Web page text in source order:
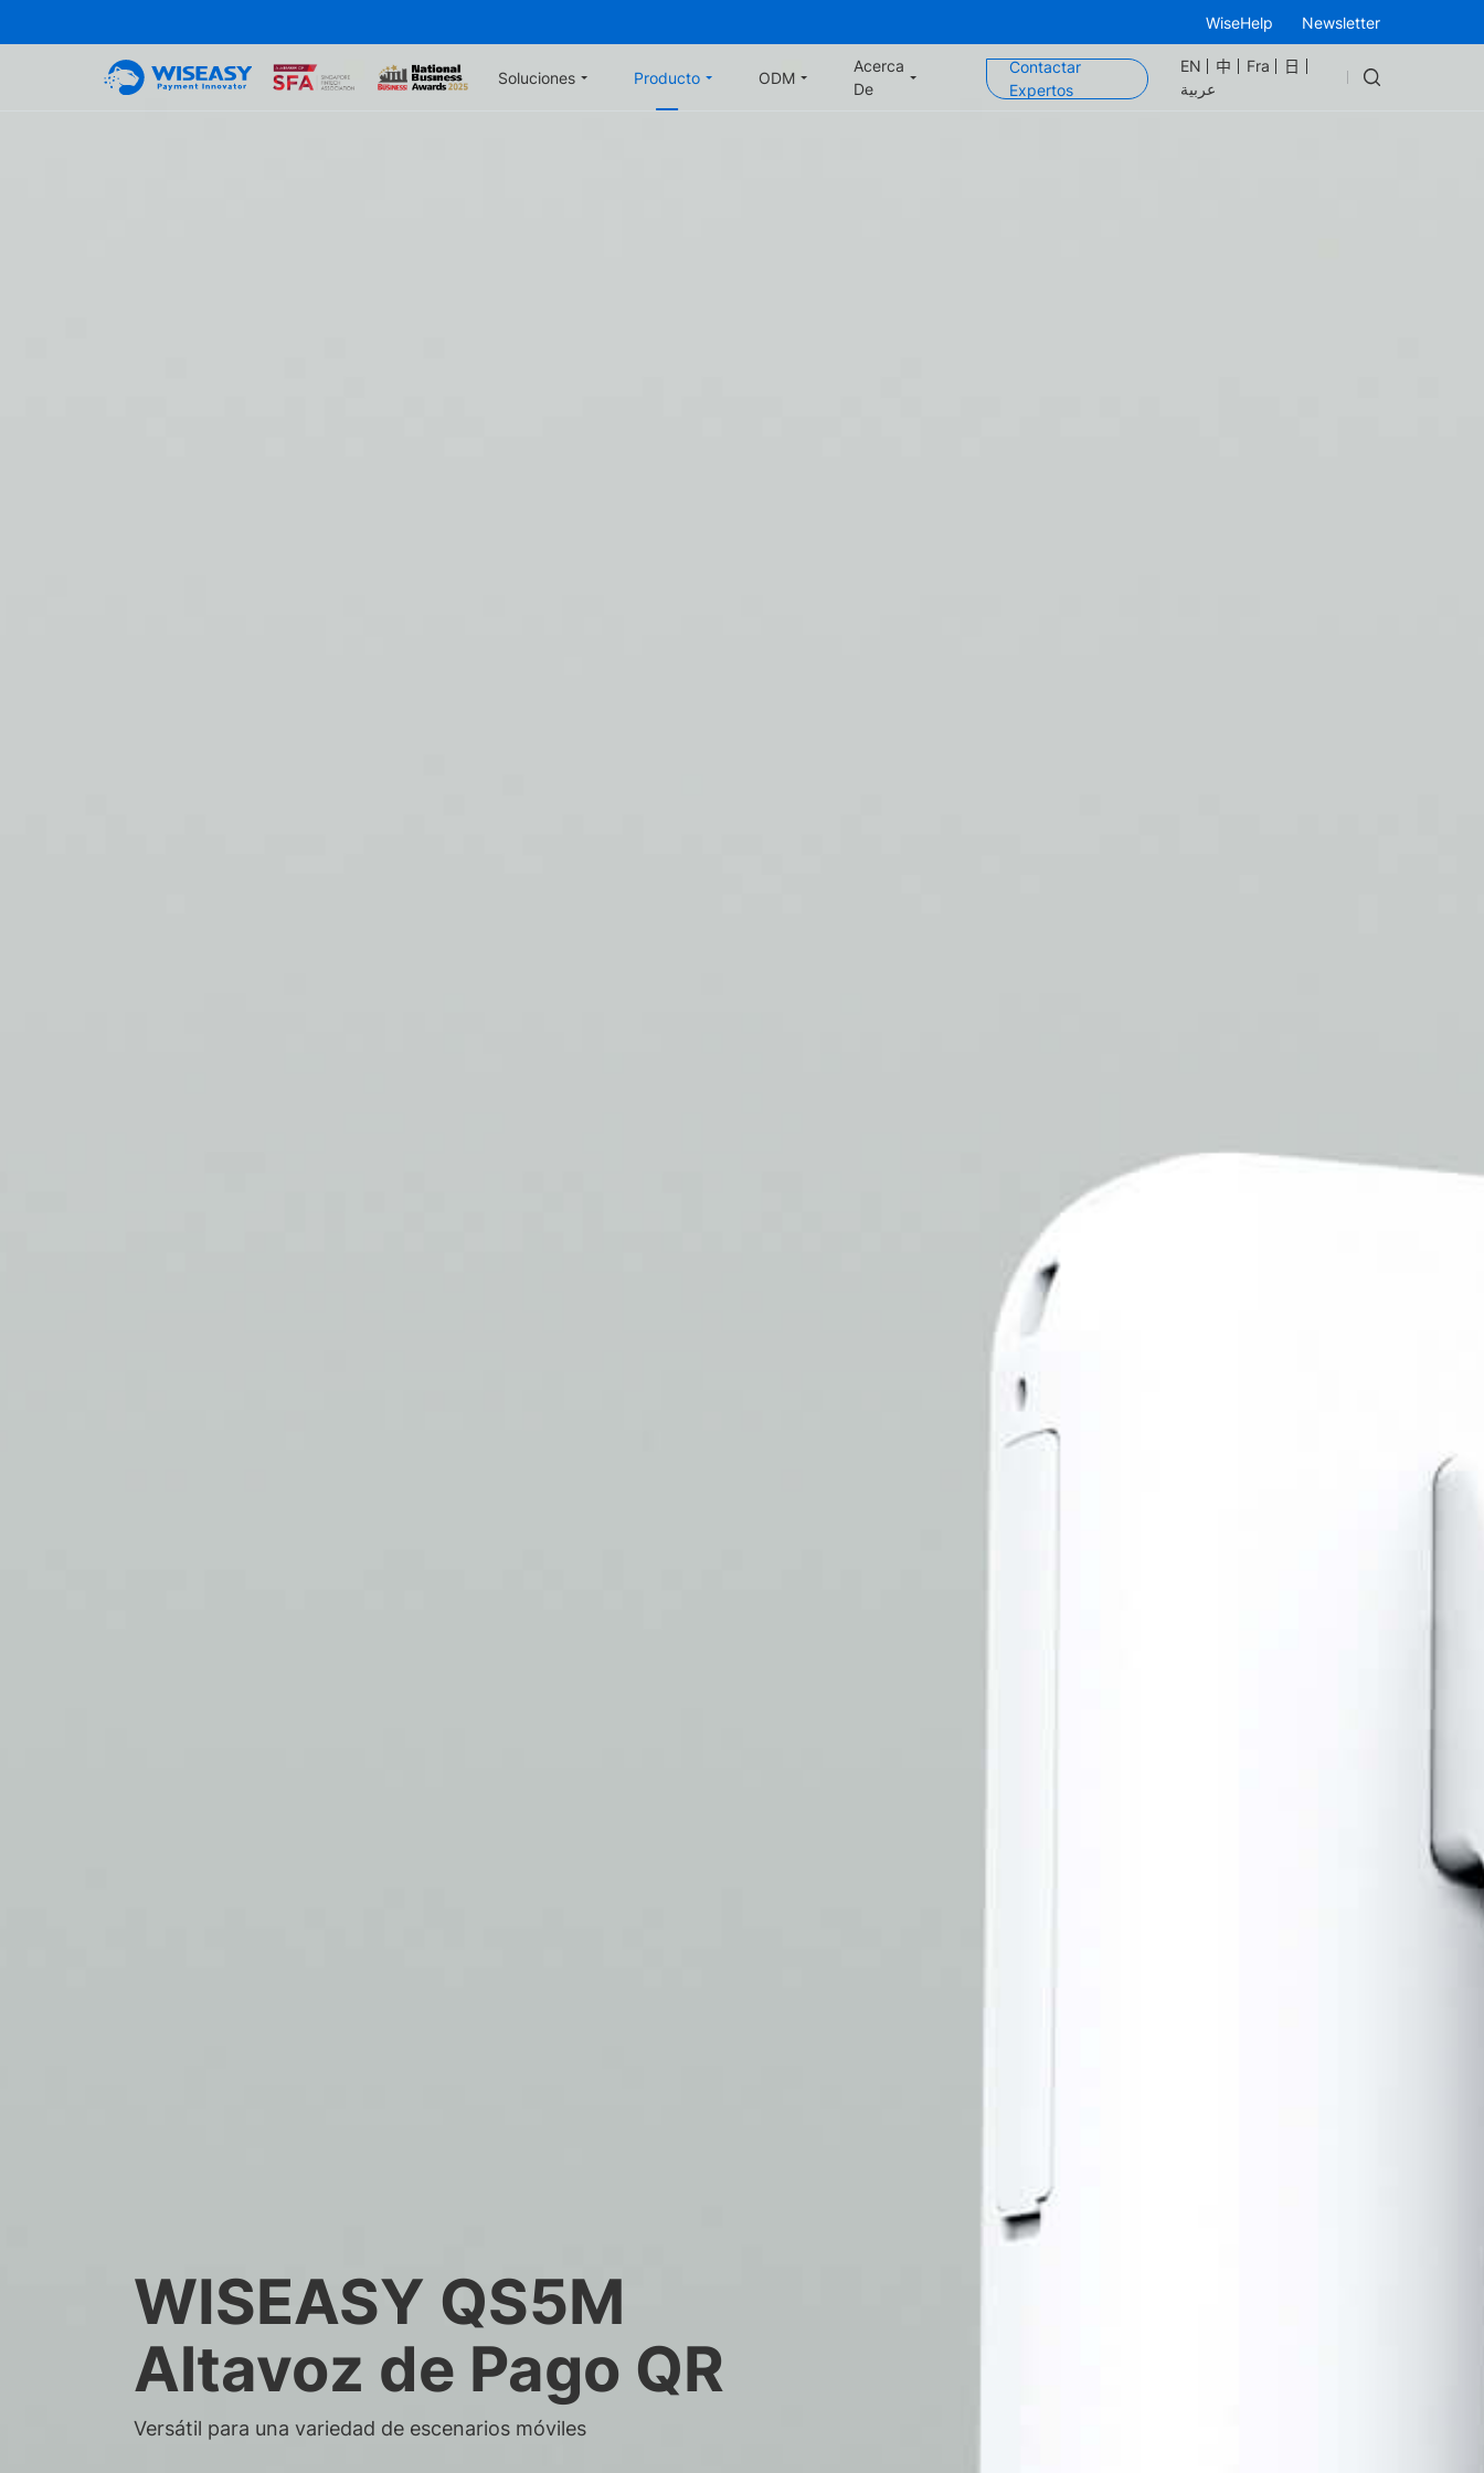
WiseHelp Newsletter
Soluciones Producto ODM
Acerca
De
Contactar
Expertos
EN 中 Fra
日
عربية
WISEASY QS5M
Altavoz de Pago QR
Versátil para una variedad de escenarios móviles